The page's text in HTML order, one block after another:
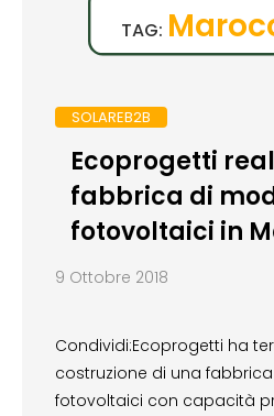
TAG:
SOLAREB2B
Ecoprogetti
fabbrica di
fotovoltaici in
9 Ottobre 2018
Condividi:Ecoprogetti ha
costruzione di una
fotovoltaici con capacità